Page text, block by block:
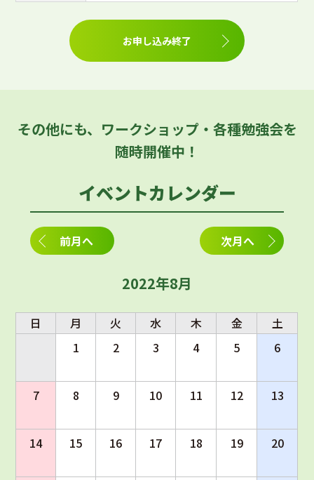
お申し込み終了
その他にも、ワークショップ・各種勉強会を
随時開催中！
イベントカレンダー
前月へ 次月へ
2022年8月
日 月 火 水 木 金
土
1
2 3 4 5 6
7 8 9 10 11 12 13
14 15 16 17 18 19 20